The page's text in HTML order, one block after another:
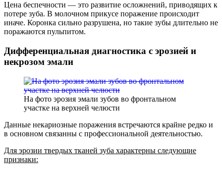
Цена беспечности — это развитие осложнений, приводящих к
потере зуба. В молочном прикусе поражение происходит
иначе. Коронка сильно разрушена, но такие зубы длительно не
поражаются пульпитом.
Дифференциальная диагностика с эрозией и
некрозом эмали
На фото эрозия эмали зубов во фронтальном
участке на верхней челюсти
Данные некариозные поражения встречаются крайне редко и
в основном связанны с профессиональной деятельностью.
Для эрозии твердых тканей зуба характерны следующие
признаки: